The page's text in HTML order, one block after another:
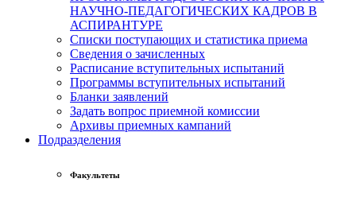
НАУЧНО-ПЕДАГОГИЧЕСКИХ КАДРОВ В
АСПИРАНТУРЕ
Списки поступающих и статистика приема
Сведения о зачисленных
Расписание вступительных испытаний
Программы вступительных испытаний
Бланки заявлений
Задать вопрос приемной комиссии
Архивы приемных кампаний
Подразделения
Факультеты